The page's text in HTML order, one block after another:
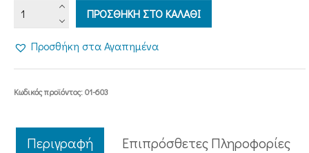
ΠΟΡΕΙΑ
ΤΟΝ
Τι
Μεγάλη
ΠΡΟΣΘΗΚΗ ΣΤΟ ΚΑΛΑΘΙ
Προσθήκη στα Αγαπημένα
Κωδικός προϊόντος:01-603
Περιγραφή
Επιπρόσθετες Πληροφορίες